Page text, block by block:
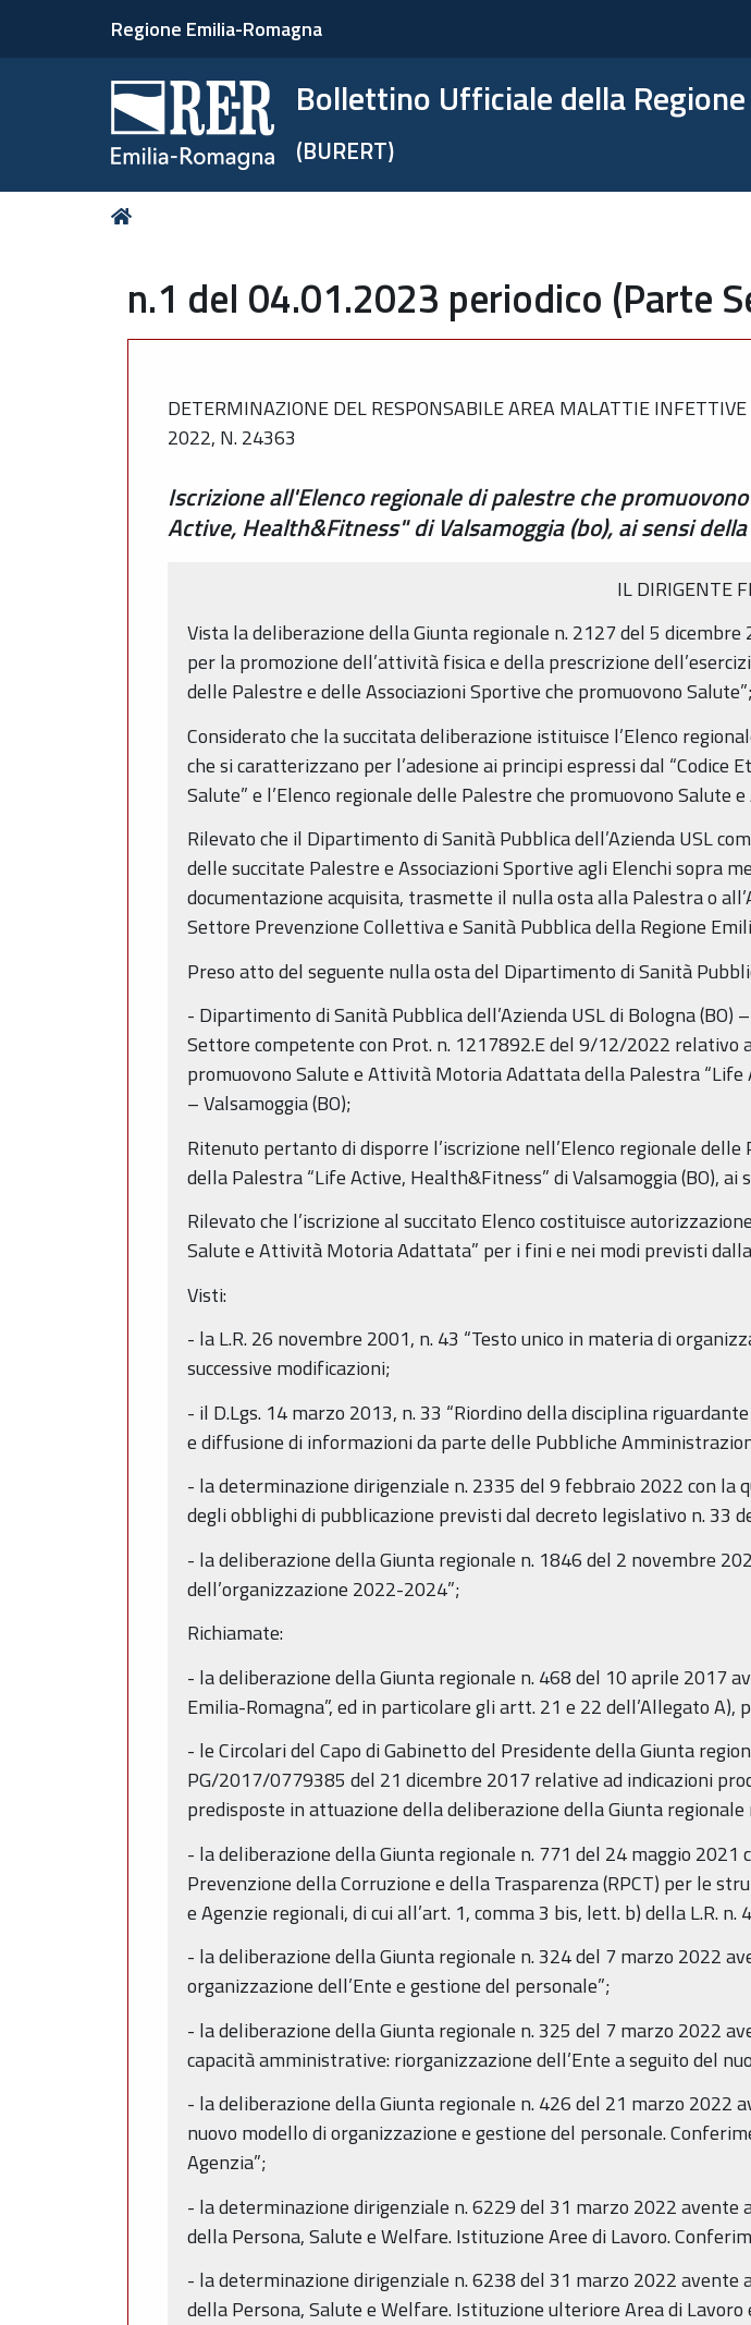
Regione Emilia-Romagna
Bollettino Ufficiale della
(BURERT)
Tu
n.1 del 04.01.2023 periodico (Parte
DETERMINAZIONE DEL RESPONSABILE AREA MALATTIE
2022, N. 24363
Iscrizione all'Elenco regionale di palestre che
Active, Health&Fitness" di Valsamoggia (bo), ai sensi
IL DIRIGENTE
Vista la deliberazione della Giunta regionale n. 2127 del 5
per la promozione dell’attività fisica e della prescrizione
delle Palestre e delle Associazioni Sportive che promuovono Salute”;
Considerato che la succitata deliberazione istituisce l’Elenco
che si caratterizzano per l’adesione ai principi espressi dal “Codice
Salute” e l’Elenco regionale delle Palestre che promuovono
Rilevato che il Dipartimento di Sanità Pubblica dell’Azienda USL
delle succitate Palestre e Associazioni Sportive agli Elenchi sopra
documentazione acquisita, trasmette il nulla osta alla Palestra o
Settore Prevenzione Collettiva e Sanità Pubblica della Regione
Preso atto del seguente nulla osta del Dipartimento di Sanità
- Dipartimento di Sanità Pubblica dell’Azienda USL di Bologna
Settore competente con Prot. n. 1217892.E del 9/12/2022 relativo
promuovono Salute e Attività Motoria Adattata della Palestra
– Valsamoggia (BO);
Ritenuto pertanto di disporre l’iscrizione nell’Elenco regionale
della Palestra “Life Active, Health&Fitness” di Valsamoggia (BO),
Rilevato che l’iscrizione al succitato Elenco costituisce
Salute e Attività Motoria Adattata” per i fini e nei modi previsti
Visti:
- la L.R. 26 novembre 2001, n. 43 “Testo unico in materia di
successive modificazioni;
- il D.Lgs. 14 marzo 2013, n. 33 “Riordino della disciplina
e diffusione di informazioni da parte delle Pubbliche
- la determinazione dirigenziale n. 2335 del 9 febbraio 2022 con
degli obblighi di pubblicazione previsti dal decreto legislativo n. 33
- la deliberazione della Giunta regionale n. 1846 del 2 novembre
dell’organizzazione 2022-2024”;
Richiamate:
- la deliberazione della Giunta regionale n. 468 del 10 aprile 2017
Emilia-Romagna”, ed in particolare gli artt. 21 e 22 dell’Allegato
- le Circolari del Capo di Gabinetto del Presidente della Giunta
PG/2017/0779385 del 21 dicembre 2017 relative ad indicazioni
predisposte in attuazione della deliberazione della Giunta
- la deliberazione della Giunta regionale n. 771 del 24 maggio
Prevenzione della Corruzione e della Trasparenza (RPCT) per le
e Agenzie regionali, di cui all’art. 1, comma 3 bis, lett. b) della L.R. n.
- la deliberazione della Giunta regionale n. 324 del 7 marzo 2022
organizzazione dell’Ente e gestione del personale”;
- la deliberazione della Giunta regionale n. 325 del 7 marzo 2022
capacità amministrative: riorganizzazione dell’Ente a seguito del
- la deliberazione della Giunta regionale n. 426 del 21 marzo 2022
nuovo modello di organizzazione e gestione del personale.
Agenzia”;
- la determinazione dirigenziale n. 6229 del 31 marzo 2022 avente
della Persona, Salute e Welfare. Istituzione Aree di Lavoro.
- la determinazione dirigenziale n. 6238 del 31 marzo 2022 avente
della Persona, Salute e Welfare. Istituzione ulteriore Area di Lavoro